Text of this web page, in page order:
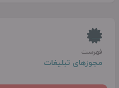
فهرست
مجوزهای تبلیغات